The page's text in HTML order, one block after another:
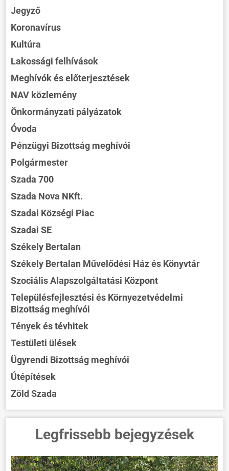
Jegyző
Koronavírus
Kultúra
Lakossági felhívások
Meghívók és előterjesztések
NAV közlemény
Önkormányzati pályázatok
Óvoda
Pénzügyi Bizottság meghívói
Polgármester
Szada 700
Szada Nova NKft.
Szadai Községi Piac
Szadai SE
Székely Bertalan
Székely Bertalan Művelődési Ház és Könyvtár
Szociális Alapszolgáltatási Központ
Településfejlesztési és Környezetvédelmi
Bizottság meghívói
Tények és tévhitek
Testületi ülések
Ügyrendi Bizottság meghívói
Útépítések
Zöld Szada
Legfrissebb bejegyzések